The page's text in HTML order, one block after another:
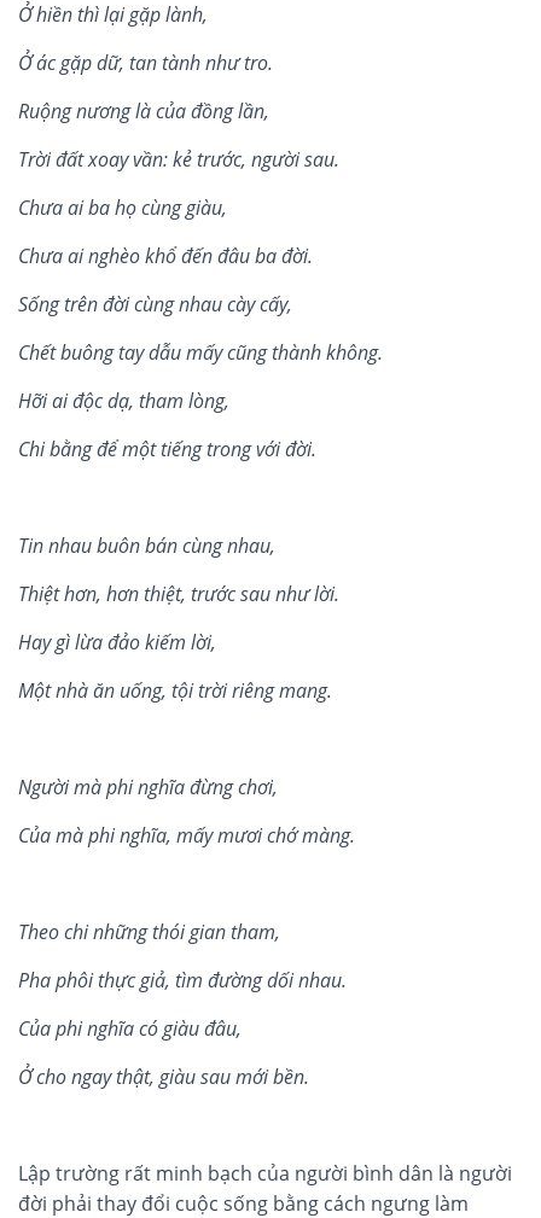
Ở hiền thì lại gặp lành,
Ở ác gặp dữ, tan tành như tro.
Ruộng nương là của đồng lần,
Trời đất xoay vần: kẻ trước, người sau.
Chưa ai ba họ cùng giàu,
Chưa ai nghèo khổ đến đâu ba đời.
Sống trên đời cùng nhau cày cấy,
Chết buông tay dẫu mấy cũng thành không.
Hỡi ai độc dạ, tham lòng,
Chi bằng để một tiếng trong với đời.
Tin nhau buôn bán cùng nhau,
Thiệt hơn, hơn thiệt, trước sau như lời.
Hay gìlừa đảo kiếm lời,
Một nhà ăn uống, tội trời riêng mang.
Người mà phi nghĩa đừng chơi,
Của mà phi nghĩa, mấy mươi chớ màng.
Theo chi những thói gian tham,
Pha phôi thực giả, tìm đường dối nhau.
Của phi nghĩa cógiàu đâu,
Ở cho ngay thật, giàu sau mới bền.
Lập trường rất minh bạch của người bình dân là người
đời phải thay đổi cuộc sống bằng cách ngưng làm